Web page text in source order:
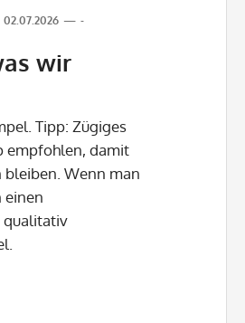
-
02.07.2026
wir
Tipp: Zügiges
empfohlen, damit
Wenn man
einen
qualitativ